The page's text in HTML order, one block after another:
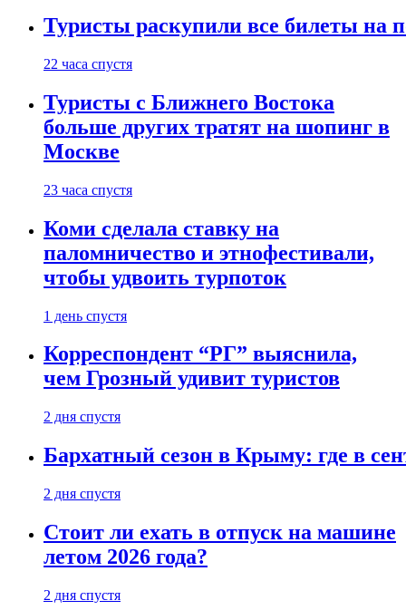
Туристы раскупили все билеты на
22 часа спустя
Туристы с Ближнего Востока
больше других тратят на шопинг в
Москве
23 часа спустя
Коми сделала ставку на
паломничество и этнофестивали,
чтобы удвоить турпоток
1 день спустя
Корреспондент “РГ” выяснила,
чем Грозный удивит туристов
2 дня спустя
Бархатный сезон в Крыму: где в
2 дня спустя
Стоит ли ехать в отпуск на машине
летом 2026 года?
2 дня спустя